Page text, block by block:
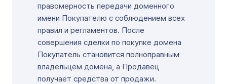
правомерность передачи доменного
имени Покупателю с соблюдением всех
правил и регламентов. После
совершения сделки по покупке домена
Покупатель становится полноправным
владельцем домена, а Продавец
получает средства от продажи.